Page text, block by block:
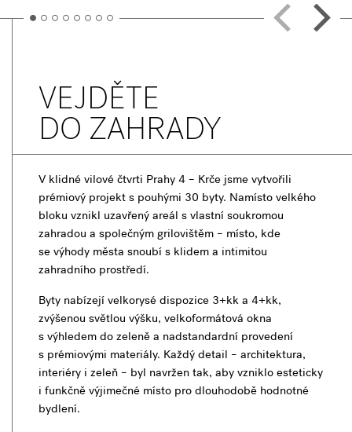
VEJDĚTE
DO ZAHRADY
V klidné vilové čtvrti Prahy 4 – Krče jsme vytvořili
prémiový projekt s pouhými 30 byty. Namísto velkého
bloku vznikl uzavřený areál s vlastní soukromou
zahradou a společným grilovištěm – místo, kde
se výhody města snoubí s klidem a intimitou
zahradního prostředí.
Byty nabízejí velkorysé dispozice 3+kk a 4+kk,
zvýšenou světlou výšku, velkoformátová okna
s výhledem do zeleně a nadstandardní provedení
s prémiovými materiály. Každý detail – architektura,
interiéry i zeleň – byl navržen tak, aby vzniklo esteticky
i funkčně výjimečné místo pro dlouhodobě hodnotné
bydlení.